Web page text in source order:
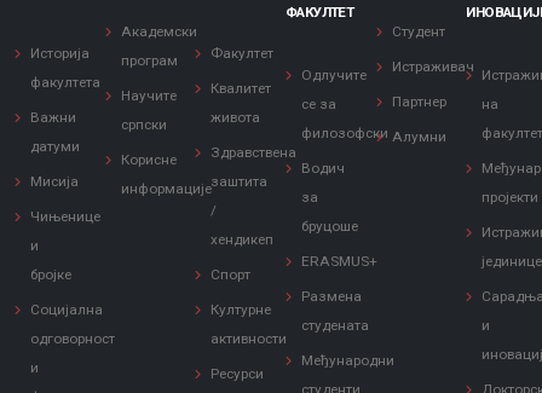
Историја
факултета
Важни
датуми
Мисија
Чињенице
и
бројке
Социјална
одговорност
и
Академски
програм
Научите
српски
Корисне
информације
Факултет
Квалитет
живота
Здравствена
заштита
/
хендикеп
Спорт
Културне
активности
Ресурси
ФАКУЛТЕТ
Одлучите
се за
филозофски
Водич
за
бруцоше
ERASMUS+
Размена
студената
Међународни
студенти
Студент
Истраживач
Партнер
Алумни
на
пројекти
јединице
и